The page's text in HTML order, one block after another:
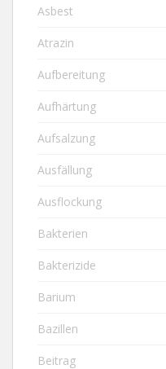
Asbest
Atrazin
Aufbereitung
Aufhärtung
Aufsalzung
Ausfällung
Ausflockung
Bakterien
Bakterizide
Barium
Bazillen
Beitrag